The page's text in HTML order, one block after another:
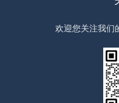
欢迎您关注我们